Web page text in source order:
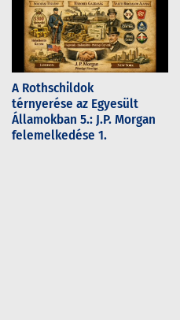
A Rothschildok
térnyerése az Egyesült
Államokban 5.: J.P. Morgan
felemelkedése 1.